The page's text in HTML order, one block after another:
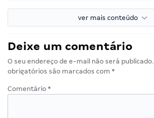
ver mais conteúdo
Deixe um comentário
O seu endereço de e-mail não será publicado.
obrigatórios são marcados com *
Comentário *